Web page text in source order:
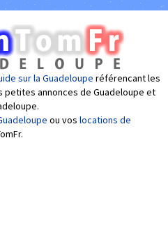
sur la Guadeloupe référencant les
annonces de Guadeloupe et
ou vos locations de